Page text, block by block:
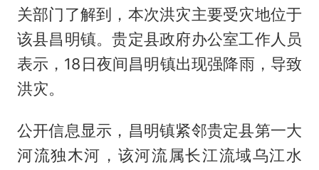
关部门了解到，本次洪灾主要受灾地位于
该县昌明镇。贵定县政府办公室工作人员
表示，18日夜间昌明镇出现强降雨，导致
洪灾。
公开信息显示，昌明镇紧邻贵定县第一大
河流独木河，该河流属长江流域乌江水